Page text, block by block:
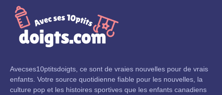
Avecses10ptitsdoigts, ce sont de vraies nouvelles pour de vrais
enfants. Votre source quotidienne fiable pour les nouvelles, la
culture pop et les histoires sportives que les enfants canadiens